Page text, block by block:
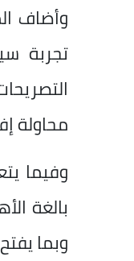
وأضاف
تجربة
محاولة
وفيما
بالغة
وبما